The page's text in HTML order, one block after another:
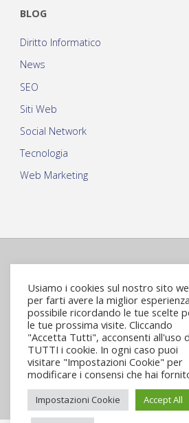
BLOG
Diritto Informatico
News
SEO
Siti Web
Social Network
Tecnologia
Web Marketing
© Roma Virtuale
Web Agency Specializzata nella
non solo
Via Bevagna 21 - Roma C.F./
Usiamo i cookies sul nostro sito
per farti avere la miglior esperienza
possibile ricordando le tue scelte
le tue prossima visite. Cliccando
"Accetta Tutti", acconsenti all'uso
TUTTI i cookie. In ogni caso puoi
visitare "Impostazioni Cookie" per
modificare i consensi che hai
Impostazioni Cookie Accept All